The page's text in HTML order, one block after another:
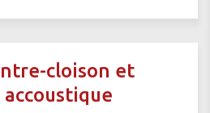
cloison et